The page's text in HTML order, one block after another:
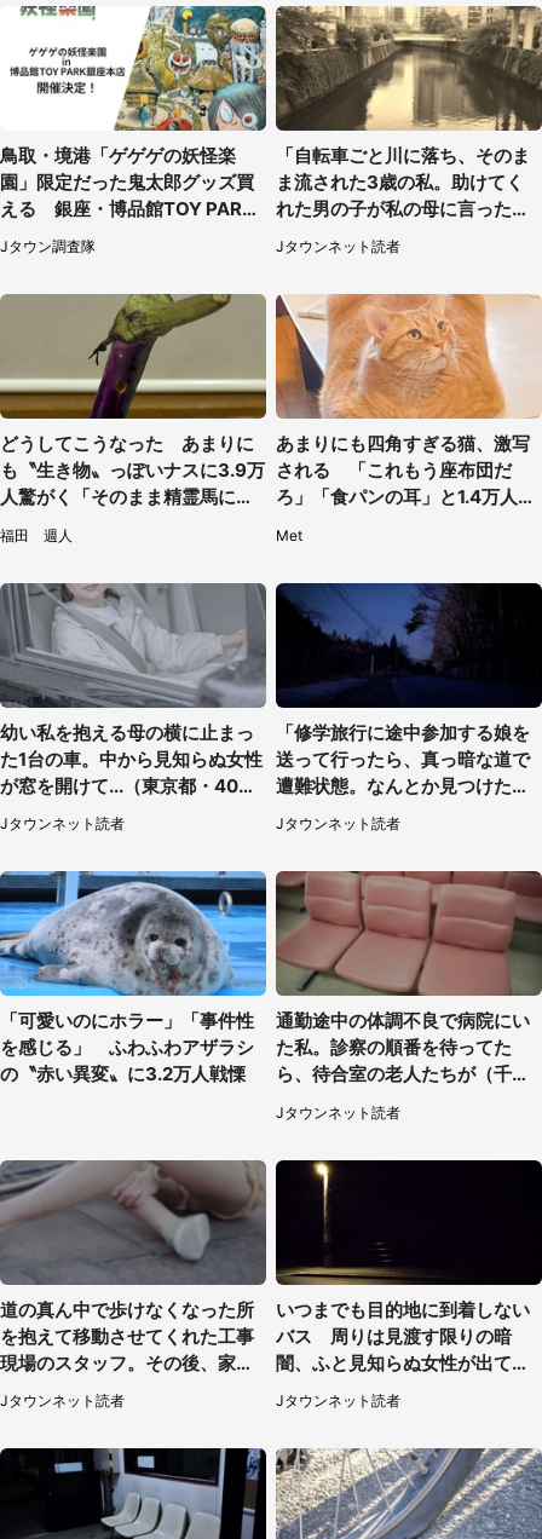
鳥取・境港「ゲゲゲの妖怪楽
園」限定だった鬼太郎グッズ買
える 銀座・博品館TOY PARK
へ急げ【8／8～31】
Jタウン調査隊
「自転車ごと川に落ち、そのま
ま流された3歳の私。助けてく
れた男の子が私の母に言ったの
は...」（千葉県・20代女性）
Jタウンネット読者
どうしてこうなった あまりに
も〝生き物〟っぽいナスに3.9万
人驚がく「そのまま精霊馬に使
えそう」
福田 週人
あまりにも四角すぎる猫、激写
される 「これもう座布団だ
ろ」「食パンの耳」と1.4万人困
Met
幼い私を抱える母の横に止まっ
た1台の車。中から見知らぬ女性
が窓を開けて...（東京都・40代
Jタウンネット読者
「修学旅行に途中参加する娘を
送って行ったら、真っ暗な道で
遭難状態。なんとか見つけた民
家に助けを求めると、住人の男
性が...」
Jタウンネット読者
「可愛いのにホラー」「事件性
を感じる」 ふわふわアザラシ
の〝赤い異変〟に3.2万人戦慄
通勤途中の体調不良で病院にい
た私。診察の順番を待ってた
ら、待合室の老人たちが（千葉
県・50代男性）
Jタウンネット読者
道の真ん中で歩けなくなった所
を抱えて移動させてくれた工事
現場のスタッフ。その後、家ま
で私を送ると（大阪府・40代女
性）
Jタウンネット読者
いつまでも目的地に到着しない
バス 周りは見渡す限りの暗
闇、ふと見知らぬ女性が出てき
た（神奈川県・40代男性）
Jタウンネット読者